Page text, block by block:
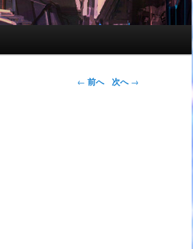
← 前へ 次へ→